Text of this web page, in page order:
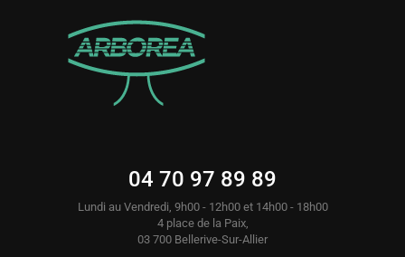
04 70 97 89 89
Lundi au Vendredi, 9h00 - 12h00 et 14h00 - 18h00
4 place de la Paix,
03 700 Bellerive-Sur-Allier